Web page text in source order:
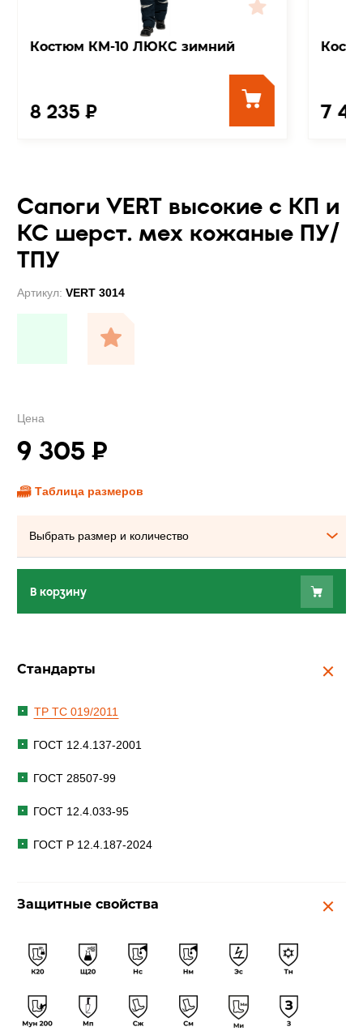
Костюм КМ-10 ЛЮКС зимний
8 235 ₽ 7
Сапоги VERT высокие с КП и
КС шерст. мех кожаные ПУ/
ТПУ
Артикул: VERT 3014
Цена
9 305 ₽
Таблица размеров
Выбрать размер и количество
В корзину
Стандарты
ТР ТС 019/2011
ГОСТ 12.4.137-2001
ГОСТ 28507-99
ГОСТ 12.4.033-95
ГОСТ Р 12.4.187-2024
Защитные свойства